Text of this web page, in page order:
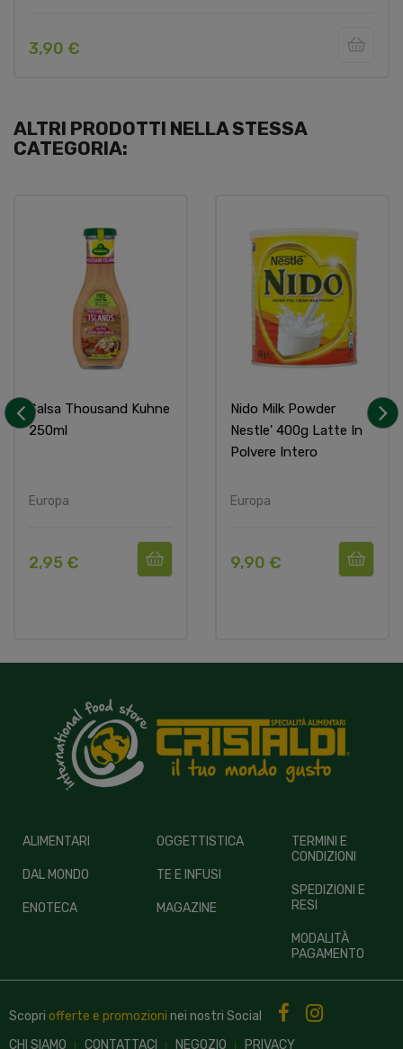
3,90 €
ALTRI PRODOTTI NELLA STESSA
CATEGORIA:
Salsa Thousand Kuhne
250ml
Europa
2,95 €
Nido Milk Powder
Nestle' 400g Latte In
Polvere Intero
Europa
9,90 €
ALIMENTARI
DAL MONDO
ENOTECA
OGGETTISTICA
TE E INFUSI
MAGAZINE
TERMINI E
CONDIZIONI
SPEDIZIONI E
RESI
MODALITÀ
PAGAMENTO
Scopri offerte e promozioni nei nostri Social
CHI SIAMO
CONTATTACI NEGOZIO PRIVACY